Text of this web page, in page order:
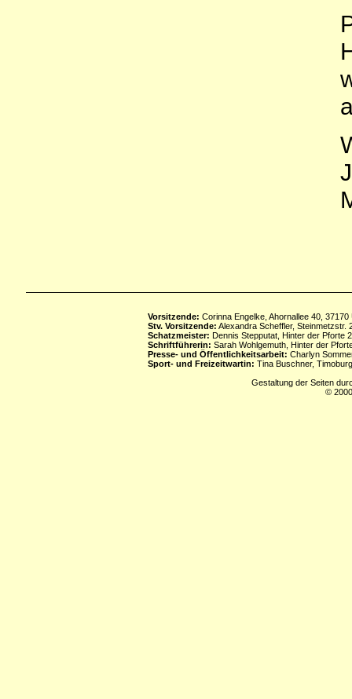
Vorsitzende: Corinna Engelke, Ahornallee 40,
Stv. Vorsitzende: Alexandra Scheffler, Steinmetzstr.
Schatzmeister: Dennis Stepputat, Hinter der Pforte
Schriftführerin: Sarah Wohlgemuth, Hinter der
Presse- und Öffentlichkeitsarbeit: Charlyn
Sport- und Freizeitwartin: Tina Buschner,
Gestaltung der Seiten
©